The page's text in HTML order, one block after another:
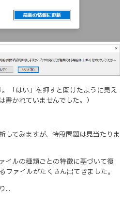
。「はい」を押すと開けたように見え
書かれていませんでした。）
してみますが、特段問題は見当たりま
イルの種類ごとの特徴に基づいて復
ファイルがたくさん出てきました。
...